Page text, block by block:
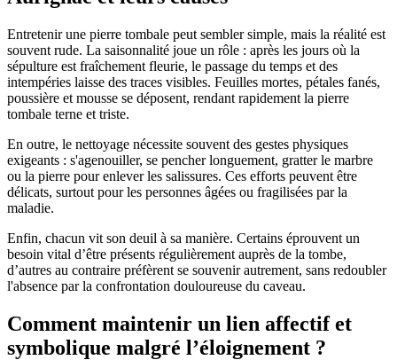
Entretenir une pierre tombale peut sembler simple, mais la réalité est
souvent rude. La saisonnalité joue un rôle : après les jours où la
sépulture est fraîchement fleurie, le passage du temps et des
intempéries laisse des traces visibles. Feuilles mortes, pétales fanés,
poussière et mousse se déposent, rendant rapidement la pierre
tombale terne et triste.
En outre, le nettoyage nécessite souvent des gestes physiques
exigeants : s'agenouiller, se pencher longuement, gratter le marbre
ou la pierre pour enlever les salissures. Ces efforts peuvent être
délicats, surtout pour les personnes âgées ou fragilisées par la
maladie.
Enfin, chacun vit son deuil à sa manière. Certains éprouvent un
besoin vital d’être présents régulièrement auprès de la tombe,
d’autres au contraire préfèrent se souvenir autrement, sans redoubler
l'absence par la confrontation douloureuse du caveau.
Comment maintenir un lien affectif et
symbolique malgré l’éloignement ?